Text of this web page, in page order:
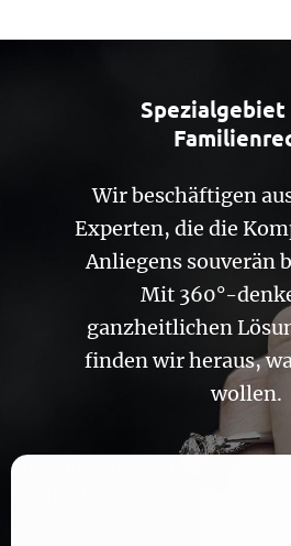
Spezialgebiet
Wir beschäftigen
Experten, die die
Anliegens souverän
Mit 360°-
ganzheitlichen
finden wir heraus,
wollen.
Aufgrund Ihrer DSGVO